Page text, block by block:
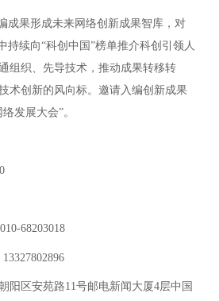
成果形成未来网络创新成果智库，对
持续向“科创中国”榜单推介科创引领人
组织、先导技术，推动成果转移转
术创新的风向标。邀请入编创新成果
发展大会”。
68203018
区安苑路11号邮电新闻大厦4层中国